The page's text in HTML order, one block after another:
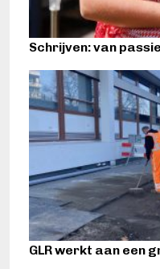
Schrijven: van
GLR werkt aan een